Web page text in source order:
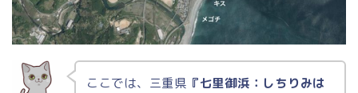
ここでは、三重県 『七里御浜：しちりみは